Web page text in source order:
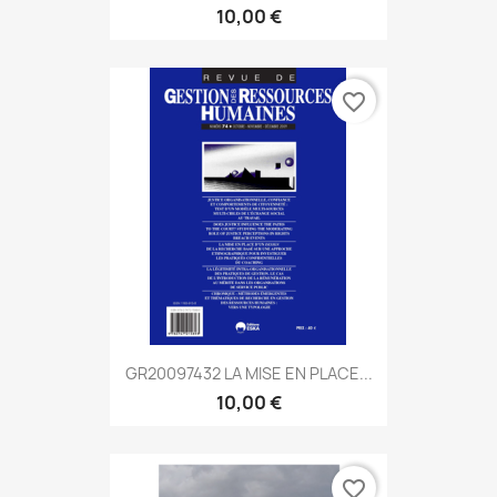
10,00 €
GR20097432 LA MISE EN PLACE...
10,00 €
favorite_border
favorite_border